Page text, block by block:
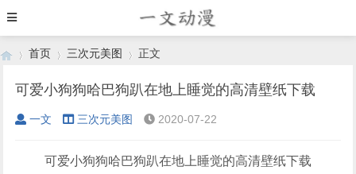
›
首页 三次元美图
›
正文
可爱小狗狗哈巴狗趴在地上睡觉的高清壁纸下载
一文 三次元美图 2020-07-22
可爱小狗狗哈巴狗趴在地上睡觉的高清壁纸下载